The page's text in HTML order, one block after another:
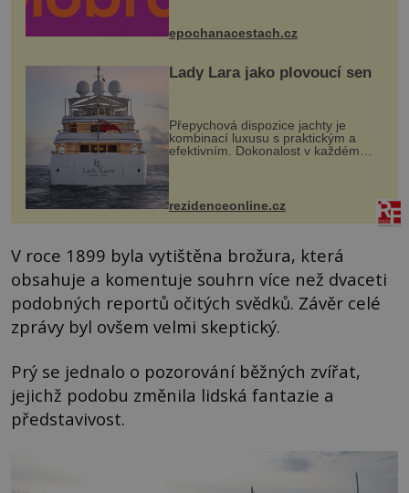
mohou těšit na víno, burčák, pes...
epochanacestach.cz
Lady Lara jako plovoucí sen
Přepychová dispozice jachty je
kombinací luxusu s praktickým a
efektivním. Dokonalost v každém
detailu představuje značka Fendi
Casa, kterou byly vybaveny její
paluby. Monacký přístav nabízí
každoročn...
rezidenceonline.cz
V roce 1899 byla vytištěna brožura, která
obsahuje a komentuje souhrn více než dvaceti
podobných reportů očitých svědků. Závěr celé
zprávy byl ovšem velmi skeptický.
Prý se jednalo o pozorování běžných zvířat,
jejichž podobu změnila lidská fantazie a
představivost.